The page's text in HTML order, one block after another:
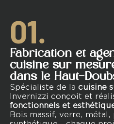
01.
Fabrication et
cuisine sur
dans le Haut-
Spécialiste de la cuisine
Invernizzi conçoit et
fonctionnels et
Bois massif, verre,